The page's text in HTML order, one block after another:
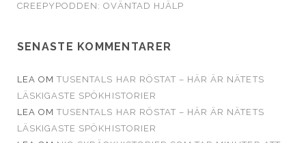
CREEPYPODDEN: OVÄNTAD HJÄLP
SENASTE KOMMENTARER
LEA OMTUSENTALS HAR RÖSTAT – HÄR ÄR NÄTETS
LÄSKIGASTE SPÖKHISTORIER
LEA OMTUSENTALS HAR RÖSTAT – HÄR ÄR NÄTETS
LÄSKIGASTE SPÖKHISTORIER